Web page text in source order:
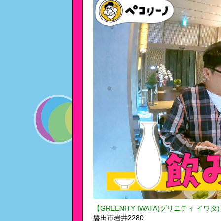
【GREENITY IWATA(グリニティ イワタ
磐田市岩井2280